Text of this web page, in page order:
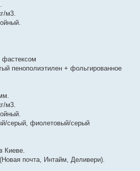
м3.
пенополиэтилен + фольгированное
м3.
серый, фиолетовый/серый
Киеве.
почта, Интайм, Деливери).